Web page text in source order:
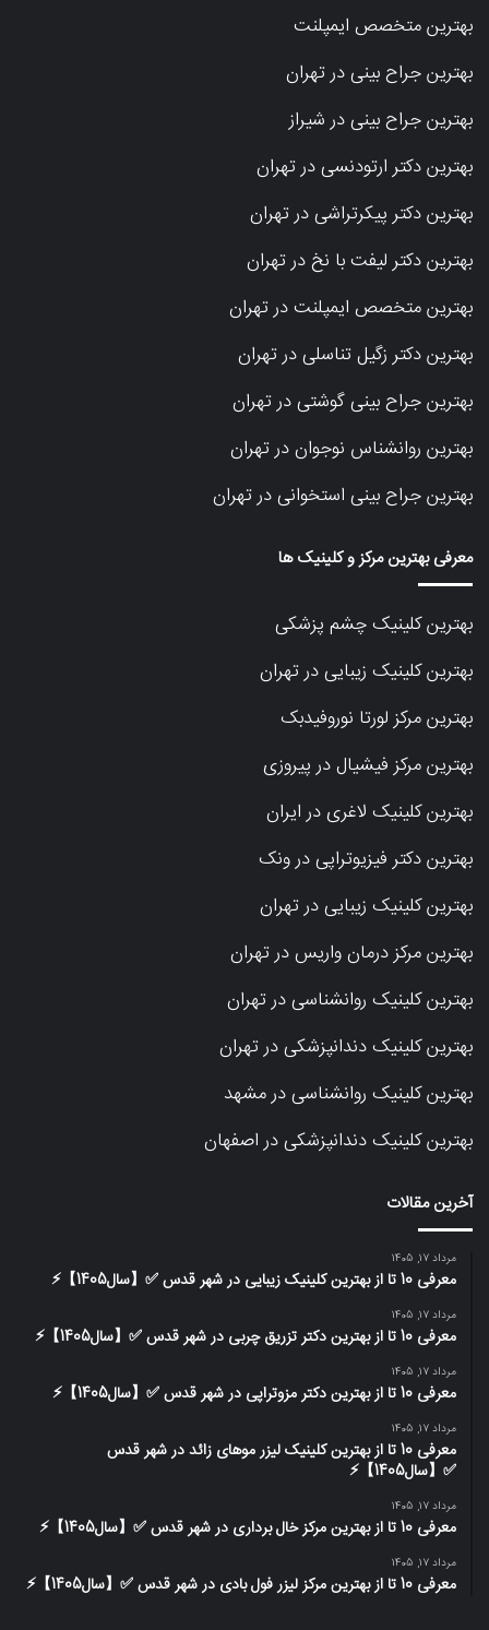
بهترین متخصص ایمپلنت
بهترین جراح بینی در تهران
بهترین جراح بینی در شیراز
بهترین دکتر ارتودنسی در تهران
بهترین دکتر پیکرتراشی در تهران
بهترین دکتر لیفت با نخ در تهران
بهترین متخصص ایمپلنت در تهران
بهترین دکتر زگیل تناسلی در تهران
بهترین جراح بینی گوشتی در تهران
بهترین روانشناس نوجوان در تهران
بهترین جراح بینی استخوانی در تهران
معرفی بهترین مرکز و کلینیک ها
بهترین کلینیک چشم پزشکی
بهترین کلینیک زیبایی در تهران
بهترین مرکز لورتا نوروفیدبک
بهترین مرکز فیشیال در پیروزی
بهترین کلینیک لاغری در ایران
بهترین دکتر فیزیوتراپی در ونک
بهترین کلینیک زیبایی در تهران
بهترین مرکز درمان واریس در تهران
بهترین کلینیک روانشناسی در تهران
بهترین کلینیک دندانپزشکی در تهران
بهترین کلینیک روانشناسی در مشهد
بهترین کلینیک دندانپزشکی در اصفهان
آخرین مقالات
مرداد 17, 1405
معرفی 10 تا از بهترین کلینیک زیبایی در شهر قدس ✅【سال1405】⚡️
مرداد 17, 1405
معرفی 10 تا از بهترین دکتر تزریق چربی در شهر قدس ✅【سال1405】⚡️
مرداد 17, 1405
معرفی 10 تا از بهترین دکتر مزوتراپی در شهر قدس ✅【سال1405】⚡️
مرداد 17, 1405
معرفی 10 تا از بهترین کلینیک لیزر موهای زائد در شهر قدس
✅【سال1405】⚡️
مرداد 17, 1405
معرفی 10 تا از بهترین مرکز خال برداری در شهر قدس ✅【سال1405】⚡️
مرداد 17, 1405
معرفی 10 تا از بهترین مرکز لیزر فول بادی در شهر قدس ✅【سال1405】⚡️